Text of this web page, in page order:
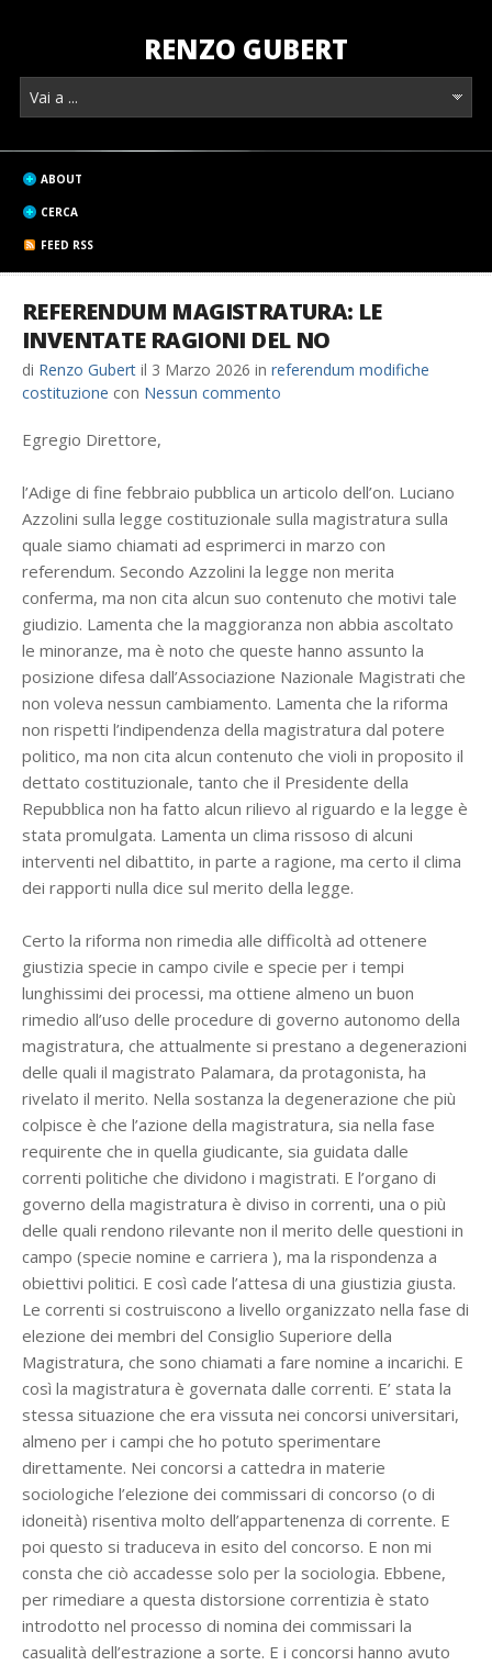
RENZO GUBERT
ABOUT
CERCA
FEED RSS
REFERENDUM MAGISTRATURA: LE
INVENTATE RAGIONI DEL NO
di Renzo Gubert il 3 Marzo 2026 in referendum modifiche
costituzione con Nessun commento
Egregio Direttore,
l’Adige di fine febbraio pubblica un articolo dell’on. Luciano
Azzolini sulla legge costituzionale sulla magistratura sulla
quale siamo chiamati ad esprimerci in marzo con
referendum. Secondo Azzolini la legge non merita
conferma, ma non cita alcun suo contenuto che motivi tale
giudizio. Lamenta che la maggioranza non abbia ascoltato
le minoranze, ma è noto che queste hanno assunto la
posizione difesa dall’Associazione Nazionale Magistrati che
non voleva nessun cambiamento. Lamenta che la riforma
non rispetti l’indipendenza della magistratura dal potere
politico, ma non cita alcun contenuto che violi in proposito il
dettato costituzionale, tanto che il Presidente della
Repubblica non ha fatto alcun rilievo al riguardo e la legge è
stata promulgata. Lamenta un clima rissoso di alcuni
interventi nel dibattito, in parte a ragione, ma certo il clima
dei rapporti nulla dice sul merito della legge.
Certo la riforma non rimedia alle difficoltà ad ottenere
giustizia specie in campo civile e specie per i tempi
lunghissimi dei processi, ma ottiene almeno un buon
rimedio all’uso delle procedure di governo autonomo della
magistratura, che attualmente si prestano a degenerazioni
delle quali il magistrato Palamara, da protagonista, ha
rivelato il merito. Nella sostanza la degenerazione che più
colpisce è che l’azione della magistratura, sia nella fase
requirente che in quella giudicante, sia guidata dalle
correnti politiche che dividono i magistrati. E l’organo di
governo della magistratura è diviso in correnti, una o più
delle quali rendono rilevante non il merito delle questioni in
campo (specie nomine e carriera ), ma la rispondenza a
obiettivi politici. E così cade l’attesa di una giustizia giusta.
Le correnti si costruiscono a livello organizzato nella fase di
elezione dei membri del Consiglio Superiore della
Magistratura, che sono chiamati a fare nomine a incarichi. E
così la magistratura è governata dalle correnti. E’ stata la
stessa situazione che era vissuta nei concorsi universitari,
almeno per i campi che ho potuto sperimentare
direttamente. Nei concorsi a cattedra in materie
sociologiche l’elezione dei commissari di concorso (o di
idoneità) risentiva molto dell’appartenenza di corrente. E
poi questo si traduceva in esito del concorso. E non mi
consta che ciò accadesse solo per la sociologia. Ebbene,
per rimediare a questa distorsione correntizia è stato
introdotto nel processo di nomina dei commissari la
casualità dell’estrazione a sorte. E i concorsi hanno avuto